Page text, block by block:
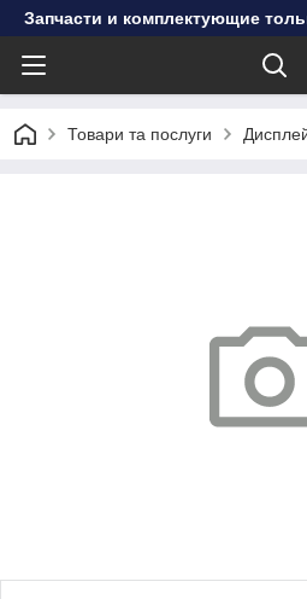
Запчасти и комплектующие
Товари та послуги